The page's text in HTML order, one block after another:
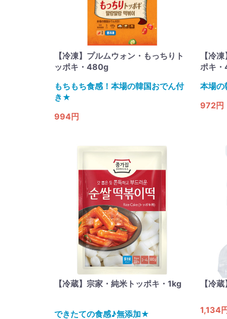
【冷凍】プルムウォン・もっちりト
ッポキ・480g
もちもち食感！本場の韓国おでん付
き​★
994円
【冷
ポキ
本場
972円
【冷蔵】宗家・純米トッポキ・1kg
できたての食感♪無添加★
【冷
1,134